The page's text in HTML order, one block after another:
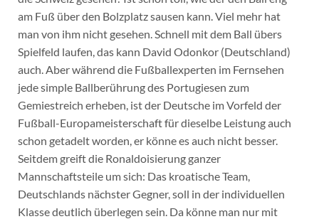
am Fuß über den Bolzplatz sausen kann. Viel mehr hat
man von ihm nicht gesehen. Schnell mit dem Ball übers
Spielfeld laufen, das kann David Odonkor (Deutschland)
auch. Aber während die Fußballexperten im Fernsehen
jede simple Ballberührung des Portugiesen zum
Gemiestreich erheben, ist der Deutsche im Vorfeld der
Fußball-Europameisterschaft für dieselbe Leistung auch
schon getadelt worden, er könne es auch nicht besser.
Seitdem greift die Ronaldoisierung ganzer
Mannschaftsteile um sich: Das kroatische Team,
Deutschlands nächster Gegner, soll in der individuellen
Klasse deutlich überlegen sein. Da könne man nur mit